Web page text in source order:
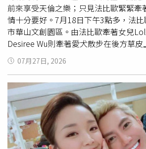
經歷，《愛的鬣狗 Season 6》呈現不
段面臨家庭、婚姻、背叛、疾病及感情
觀眾看見，即使遭逢逆境，仍有機會重
自己的新人生。《愛的鬣狗 Season 6
嬤」話題，兩名受訪女性的人生故事
自X，@oricon_haishin）
前來享受天倫之樂；只見法比歐緊緊
情十分要好。7月18日下午3點多，法
市華山文創園區。由法比歐牽著女兒
Desiree Wu則牽著愛犬散步在後方草
稍停下腳步等候，Desiree Wu見狀便
上，畫面溫馨無比。Lola穿著可愛草莓
十分萌翻眾人。（圖／本刊攝影組）即
歐夫妻檔同框依然是型男辣妹。（圖／
穿紅色草莓圖樣小洋裝的Lola，遺傳了
雙圓滾滾的大眼睛格外有靈氣；而結婚
夫妻，外出仍保有儀式感，法比歐身穿
框眼鏡與黑褲，Desiree Wu則穿著黑
07月27日, 2026